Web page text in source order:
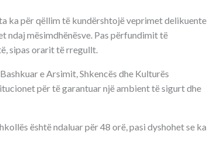
ka për qëllim të kundërshtojë veprimet delikuente
ndaj mësimdhënësve. Pas përfundimit të
sipas orarit të rregullt.
e Arsimit, Shkencës dhe Kulturës
për të garantuar një ambient të sigurt dhe
është ndaluar për 48 orë, pasi dyshohet se ka